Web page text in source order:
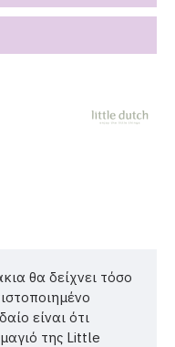
θα δείχνει τόσο
είναι ότι
της Little